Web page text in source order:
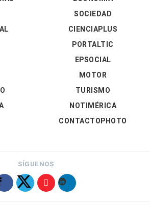
SOCIEDAD
CIENCIAPLUS
PORTALTIC
EPSOCIAL
MOTOR
TURISMO
NOTIMÉRICA
CONTACTOPHOTO
SÍGUENOS